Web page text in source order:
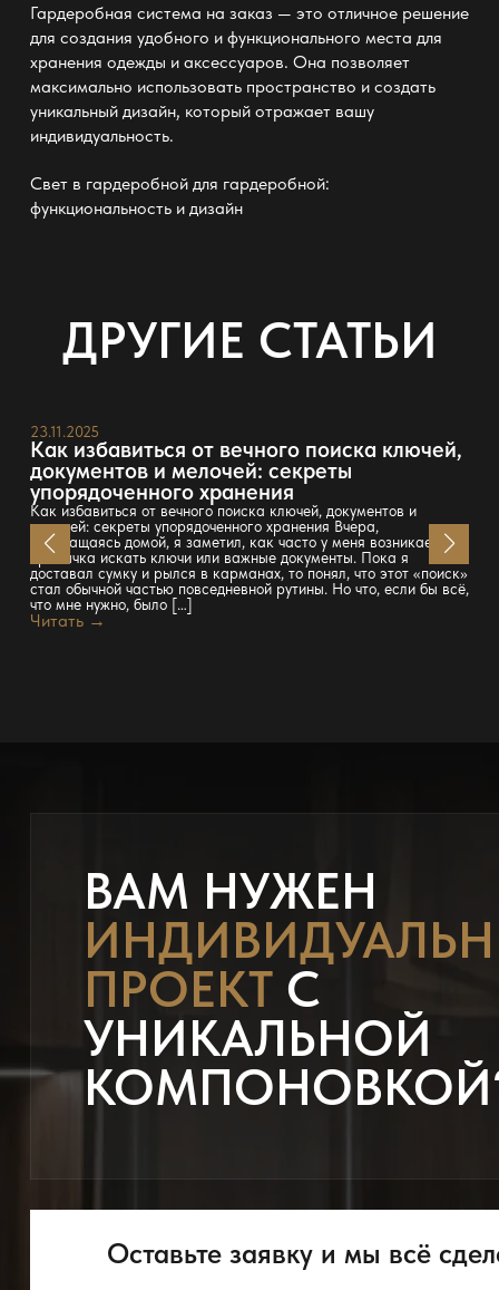
Гардеробная система на заказ — это отличное решение
для создания удобного и функционального места для
хранения одежды и аксессуаров. Она позволяет
максимально использовать пространство и создать
уникальный дизайн, который отражает вашу
индивидуальность.
Свет в гардеробной для гардеробной:
функциональность и дизайн
ДРУГИЕ СТАТЬИ
23.11.2025
Как избавиться от вечного поиска ключей,
документов и мелочей: секреты
упорядоченного хранения
Как избавиться от вечного поиска ключей, документов и
мелочей: секреты упорядоченного хранения Вчера,
возвращаясь домой, я заметил, как часто у меня возникает
привычка искать ключи или важные документы. Пока я
доставал сумку и рылся в карманах, то понял, что этот «поиск»
стал обычной частью повседневной рутины. Но что, если бы всё,
что мне нужно, было […]
Читать →
ВАМ НУЖЕН
ПРОЕКТС
УНИКАЛЬНОЙ
Оставьте заявку и мы всё